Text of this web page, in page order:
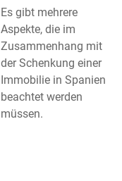
Es gibt mehrere
Aspekte, die im
Zusammenhang mit
der Schenkung einer
Immobilie in Spanien
beachtet werden
müssen.